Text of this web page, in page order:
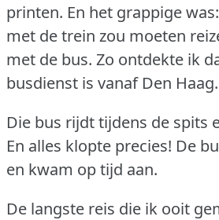
printen. En het grappige
met de trein zou moeten
met de bus. Zo ontdekte ik
busdienst is vanaf Den Haag.
Die bus rijdt tijdens de spits
En alles klopte precies! De
en kwam op tijd aan.
De langste reis die ik ooit